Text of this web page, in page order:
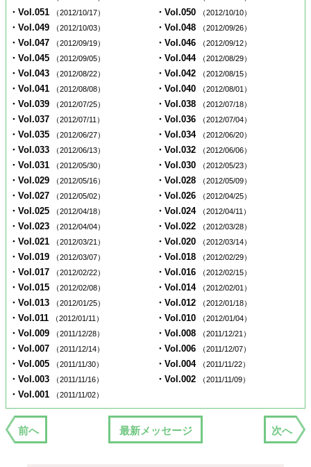
・Vol.051 （2012/10/17） ・Vol.050 （2012/10/10）
・Vol.049 （2012/10/03） ・Vol.048 （2012/09/26）
・Vol.047 （2012/09/19） ・Vol.046 （2012/09/12）
・Vol.045 （2012/09/05） ・Vol.044 （2012/08/29）
・Vol.043 （2012/08/22） ・Vol.042 （2012/08/15）
・Vol.041 （2012/08/08） ・Vol.040 （2012/08/01）
・Vol.039 （2012/07/25） ・Vol.038 （2012/07/18）
・Vol.037 （2012/07/11） ・Vol.036 （2012/07/04）
・Vol.035 （2012/06/27） ・Vol.034 （2012/06/20）
・Vol.033 （2012/06/13） ・Vol.032 （2012/06/06）
・Vol.031 （2012/05/30） ・Vol.030 （2012/05/23）
・Vol.029 （2012/05/16） ・Vol.028 （2012/05/09）
・Vol.027 （2012/05/02） ・Vol.026 （2012/04/25）
・Vol.025 （2012/04/18） ・Vol.024 （2012/04/11）
・Vol.023 （2012/04/04） ・Vol.022 （2012/03/28）
・Vol.021 （2012/03/21） ・Vol.020 （2012/03/14）
・Vol.019 （2012/03/07） ・Vol.018 （2012/02/29）
・Vol.017 （2012/02/22） ・Vol.016 （2012/02/15）
・Vol.015 （2012/02/08） ・Vol.014 （2012/02/01）
・Vol.013 （2012/01/25） ・Vol.012 （2012/01/18）
・Vol.011 （2012/01/11） ・Vol.010 （2012/01/04）
・Vol.009 （2011/12/28） ・Vol.008 （2011/12/21）
・Vol.007 （2011/12/14） ・Vol.006 （2011/12/07）
・Vol.005 （2011/11/30） ・Vol.004 （2011/11/22）
・Vol.003 （2011/11/16） ・Vol.002 （2011/11/09）
・Vol.001 （2011/11/02）
前へ 最新メッセージ 次へ